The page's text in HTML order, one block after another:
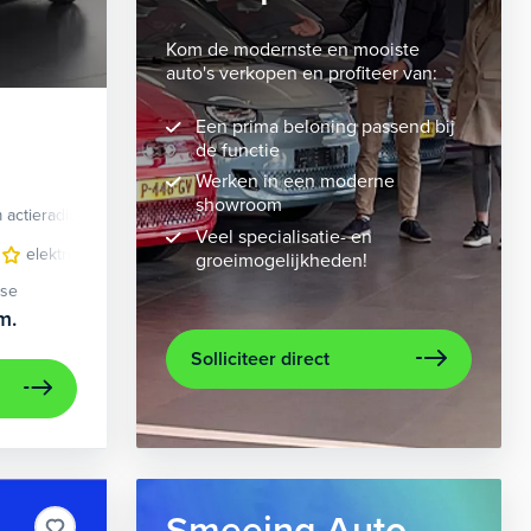
lichtmetalen velgen 10-spaaks 21" metaalkleur
Elektrisch
elektrisch glazen panorama-dak lederen bekleding
Kom de modernste en mooiste
auto's verkopen en profiteer van:
Een prima beloning passend bij
de functie
Werken in een moderne
showroom
Veel specialisatie- en
groeimogelijkheden!
Solliciteer direct